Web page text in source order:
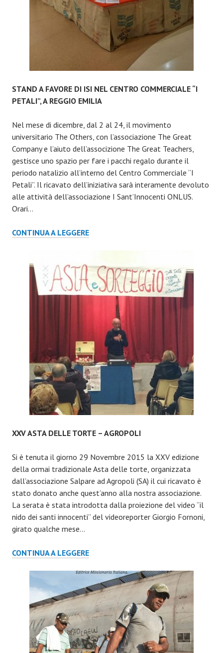
STAND A FAVORE DI ISI NEL CENTRO COMMERCIALE “I
PETALI”, A REGGIO EMILIA
Nel mese di dicembre, dal 2 al 24, il movimento
universitario The Others, con l’associazione The Great
Company e l’aiuto dell’associzione The Great Teachers,
gestisce uno spazio per fare i pacchi regalo durante il
periodo natalizio all’interno del Centro Commerciale “I
Petali”. Il ricavato dell’iniziativa sarà interamente devoluto
alle attività dell’associazione I Sant’Innocenti ONLUS.
Orari…
CONTINUA A LEGGERESTAND
DI
ISI
NEL
CENTRO
COMMERCIALE
PETALI”,
A
REGGIO
EMILIA
XXV ASTA DELLE TORTE – AGROPOLI
Si è tenuta il giorno 29 Novembre 2015 la XXV edizione
della ormai tradizionale Asta delle torte, organizzata
dall’associazione Salpare ad Agropoli (SA) il cui ricavato è
stato donato anche quest’anno alla nostra associazione.
La serata è stata introdotta dalla proiezione del video “il
nido dei santi innocenti” del videoreporter Giorgio Fornoni,
girato qualche mese…
CONTINUA A LEGGEREXXV
DELLE
TORTE
AGROPOLI